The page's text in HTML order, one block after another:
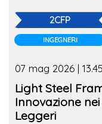
2CFP
INGEGNERI
07 mag 2026 |
Light Steel
Innovazione
Leggeri